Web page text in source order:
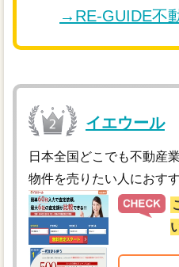
→RE-GUIDE不
イエウール
日本全国どこでも不動産
物件を売りたい人におすす